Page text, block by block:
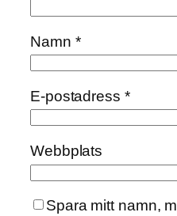
Namn *
E-postadress *
Webbplats
Spara mitt namn,